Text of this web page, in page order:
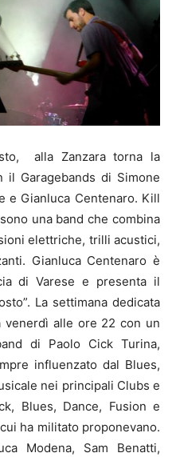
alla Zanzara torna la
Garagebands di Simone
e Gianluca Centenaro. Kill
una band che combina
elettriche, trilli acustici,
Gianluca Centenaro è
di Varese e presenta il
La settimana dedicata
venerdì alle ore 22 con un
di Paolo Cick Turina,
influenzato dal Blues,
nei principali Clubs e
Blues, Dance, Fusion e
ha militato proponevano.
Modena, Sam Benatti,